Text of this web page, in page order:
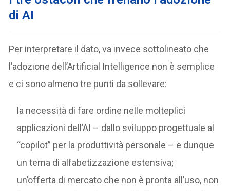
di AI
Per interpretare il dato, va invece sottolineato che
l’adozione dell’Artificial Intelligence non è semplice
e ci sono almeno tre punti da sollevare:
la necessità di fare ordine nelle molteplici
applicazioni dell’AI – dallo sviluppo progettuale al
“copilot” per la produttività personale – e dunque
un tema di alfabetizzazione estensiva;
un’offerta di mercato che non è pronta all’uso, non